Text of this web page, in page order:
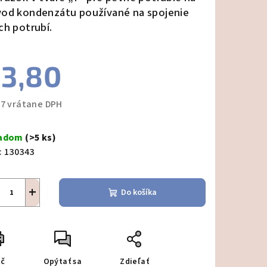
kondenzátu používané na spojenie
potrubí.
vrátane DPH
(>5 ks)
130343
+ Do košíka
Opýtať sa Zdieľať